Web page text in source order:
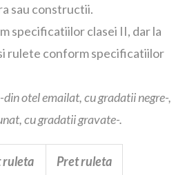
sau constructii.
specificatiilor clasei II, dar la
rulete conform specificatiilor
-din otel emailat, cu gradatii negre-,
cu gradatii gravate-.
ruleta Pret ruleta